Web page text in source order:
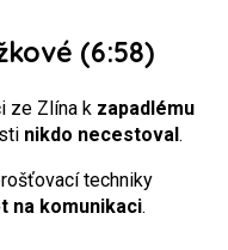
(6:58)
ze Zlína k zapadlému
nikdo necestoval.
techniky
na komunikaci.